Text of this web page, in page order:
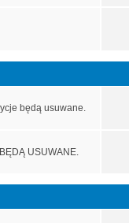
będą usuwane.
USUWANE.